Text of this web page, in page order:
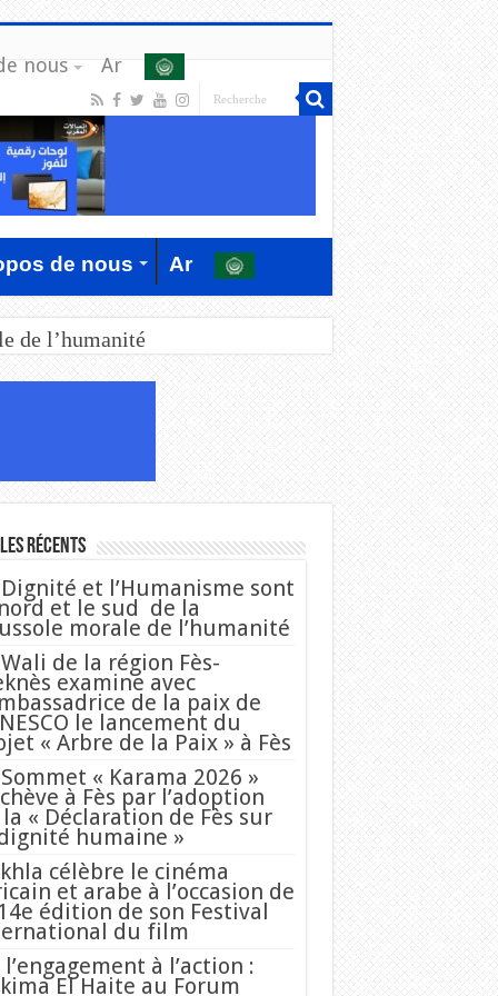
nous Ar
de nous Ar
de l’humanité
Récents
Dignité et l’Humanisme sont
et le sud de la
morale de l’humanité
Wali de la région Fès-
examine avec
de la paix de
le lancement du
« Arbre de la Paix » à Fès
« Karama 2026 »
à Fès par l’adoption
« Déclaration de Fès sur
humaine »
célèbre le cinéma
et arabe à l’occasion de
édition de son Festival
du film
l’engagement à l’action :
El Haite au Forum